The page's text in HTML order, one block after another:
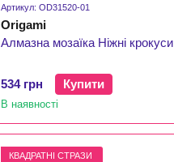
Артикул: OD31520-01
Origami
Алмазна мозаїка Ніжні крокуси
534 грн Купити
В наявності
КВАДРАТНІ СТРАЗИ